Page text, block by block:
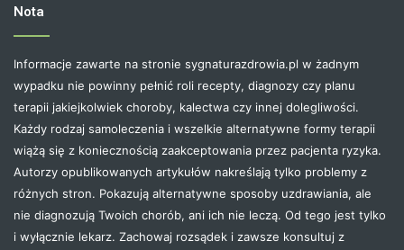
Nota
Informacje zawarte na stronie sygnaturazdrowia.pl w żadnym
wypadku nie powinny pełnić roli recepty, diagnozy czy planu
terapii jakiejkolwiek choroby, kalectwa czy innej dolegliwości.
Każdy rodzaj samoleczenia i wszelkie alternatywne formy terapii
wiążą się z koniecznością zaakceptowania przez pacjenta ryzyka.
Autorzy opublikowanych artykułów nakreślają tylko problemy z
różnych stron. Pokazują alternatywne sposoby uzdrawiania, ale
nie diagnozują Twoich chorób, ani ich nie leczą. Od tego jest tylko
i wyłącznie lekarz. Zachowaj rozsądek i zawsze konsultuj z